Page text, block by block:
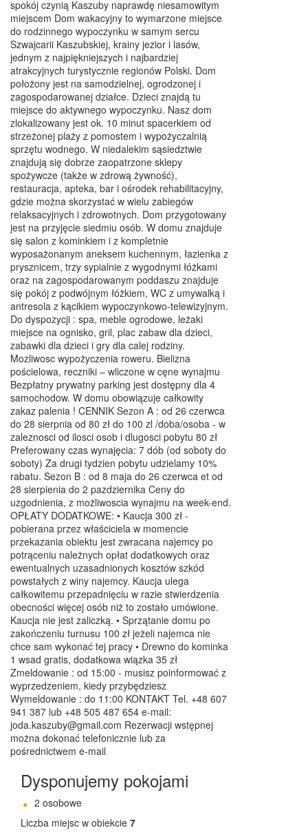
spokój czynią Kaszuby naprawdę niesamowitym
miejscem Dom wakacyjny to wymarzone miejsce
do rodzinnego wypoczynku w samym sercu
Szwajcarii Kaszubskiej, krainy jezior i lasów,
jednym z najpiękniejszych i najbardziej
atrakcyjnych turystycznie regionów Polski. Dom
położony jest na samodzielnej, ogrodzonej i
zagospodarowanej działce. Dzieci znajdą tu
miejsce do aktywnego wypoczynku. Nasz dom
zlokalizowany jest ok. 10 minut spacerkiem od
strzeżonej plaży z pomostem i wypożyczalnią
sprzętu wodnego. W niedalekim sąsiedztwie
znajdują się dobrze zaopatrzone sklepy
spożywcze (także w zdrową żywność),
restauracja, apteka, bar i ośrodek rehabilitacyjny,
gdzie można skorzystać w wielu zabiegów
relaksacyjnych i zdrowotnych. Dom przygotowany
jest na przyjęcie siedmiu osób. W domu znajduje
się salon z kominkiem i z kompletnie
wyposażonanym aneksem kuchennym, łazienka z
prysznicem, trzy sypialnie z wygodnymi łóżkami
oraz na zagospodarowanym poddaszu znajduje
się pokój z podwójnym łóżkiem, WC z umywalką i
antresola z kącikiem wypoczynkowo-telewizyjnym.
Do dyspozycji : spa, meble ogrodowe, leżaki
miejsce na ognisko, gril, plac zabaw dla dzieci,
zabawki dla dzieci i gry dla calej rodziny.
Mozliwosc wypożyczenia roweru. Bielizna
pościelowa, reczniki – wliczone w cęne wynajmu
Bezpłatny prywatny parking jest dostępny dla 4
samochodow. W domu obowiązuje całkowity
zakaz palenia ! CENNIK Sezon A : od 26 czerwca
do 28 sierpnia od 80 zł do 100 zl /doba/osoba - w
zaleznosci od ilosci osob i dlugosci pobytu 80 zł
Preferowany czas wynajęcia: 7 dób (od soboty do
soboty) Za drugi tydzien pobytu udzielamy 10%
rabatu. Sezon B : od 8 maja do 26 czerwca et od
28 sierpienia do 2 pazdziernika Ceny do
uzgodnienia, z możliwoscia wynajmu na week-end.
OPŁATY DODATKOWE: • Kaucja 300 zł -
pobierana przez właściciela w momencie
przekazania obiektu jest zwracana najemcy po
potrąceniu należnych opłat dodatkowych oraz
ewentualnych uzasadnionych kosztów szkód
powstałych z winy najemcy. Kaucja ulega
całkowitemu przepadnięciu w razie stwierdzenia
obecności więcej osób niż to zostało umówione.
Kaucja nie jest zaliczką. • Sprzątanie domu po
zakończeniu turnusu 100 zł jeżeli najemca nie
chce sam wykonać tej pracy • Drewno do kominka
1 wsad gratis, dodatkowa wiązka 35 zł
Zmeldowanie : od 15:00 - musisz poinformować z
wyprzedzeniem, kiedy przybędziesz
Wymeldowanie : do 11:00 KONTAKT Tel. +48 607
941 387 lub +48 505 487 654 e-mail:
joda.kaszuby@gmail.com Rezerwacji wstępnej
można dokonać telefonicznie lub za
pośrednictwem e-mail
Dysponujemy pokojami
2 osobowe
Liczba miejsc w obiekcie 7